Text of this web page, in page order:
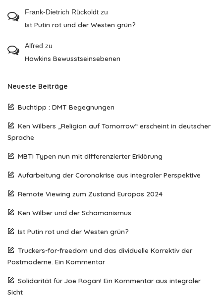
Frank-Dietrich Rückoldt zu
Ist Putin rot und der Westen grün?
Alfred zu
Hawkins Bewusstseinsebenen
Neueste Beiträge
Buchtipp : DMT Begegnungen
Ken Wilbers „Religion auf Tomorrow“ erscheint in deutscher
Sprache
MBTI Typen nun mit differenzierter Erklärung
Aufarbeitung der Coronakrise aus integraler Perspektive
Remote Viewing zum Zustand Europas 2024
Ken Wilber und der Schamanismus
Ist Putin rot und der Westen grün?
Truckers-for-freedom und das dividuelle Korrektiv der
Postmoderne. Ein Kommentar
Solidarität für Joe Rogan! Ein Kommentar aus integraler
Sicht